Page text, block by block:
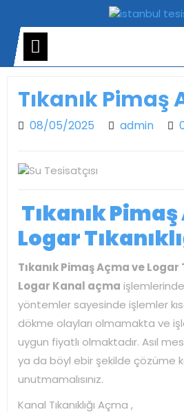
content
Tıkanık Pimaş
08/05/2025 08/05/2025
admin
Tıkanık
Logar
Tıkanık Pimaş Açma ve Logar
Logar Kanal açma
yöntemler sayesinde işlemler
dökme olayları olmamakta ve
uygun fiyatlı olmaktadır. Asıl
ya da böyl ebir şekilde çözüme
unutmamalısınız.
Kanal Tıkanıklığı Açma ,